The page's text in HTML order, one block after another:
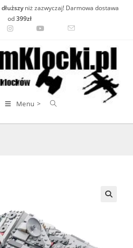
dłuższyniż zazwyczaj! Darmowa dostawa
od399zł
Menu >